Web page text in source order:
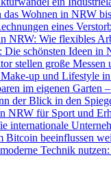
Wohnen in NRW
eines
NRW: Wie flexibles
Die schönsten Ideen in
stellen große
up und Lifestyle
im eigenen Garten
der Blick in den
NRW für Sport und
internationale
Bitcoin beeinflussen
Technik nutzen: